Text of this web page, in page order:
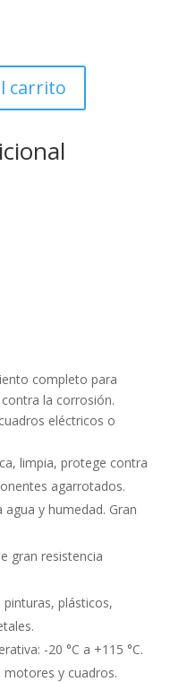
carrito
completo para
la corrosión.
eléctricos o
limpia, protege contra
agarrotados.
y humedad. Gran
gran resistencia
plásticos,
-20 °C a +115 °C.
y cuadros.